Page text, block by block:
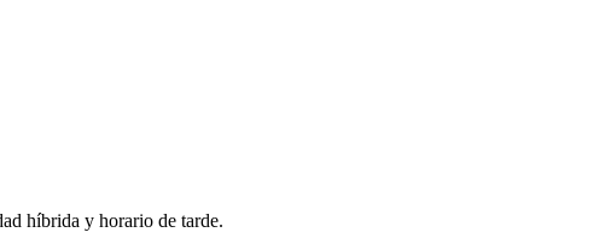
híbrida y horario de tarde.